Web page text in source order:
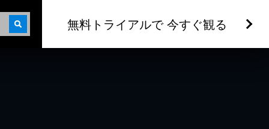
無料トライアルで 今すぐ観る